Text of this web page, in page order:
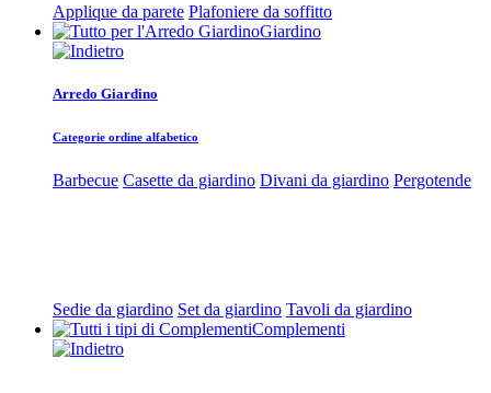
Applique da parete Plafoniere da soffitto
Giardino
Arredo Giardino
Categorie ordine alfabetico
Barbecue Casette da giardino Divani da giardino Pergotende
Sedie da giardino Set da giardino Tavoli da giardino
Complementi